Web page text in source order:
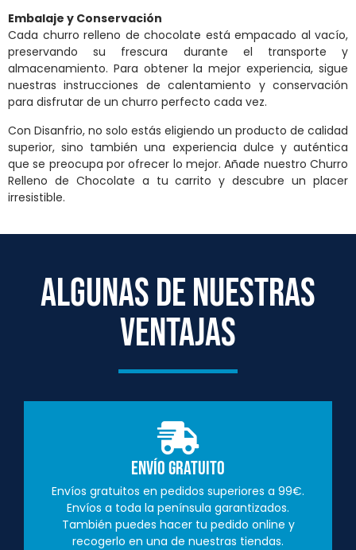
Embalaje y Conservación
Cada churro relleno de chocolate está empacado al vacío,
preservando su frescura durante el transporte y
almacenamiento. Para obtener la mejor experiencia, sigue
nuestras instrucciones de calentamiento y conservación
para disfrutar de un churro perfecto cada vez.
Con Disanfrio, no solo estás eligiendo un producto de calidad
superior, sino también una experiencia dulce y auténtica
que se preocupa por ofrecer lo mejor. Añade nuestro Churro
Relleno de Chocolate a tu carrito y descubre un placer
irresistible.
ALGUNAS DE NUESTRAS
VENTAJAS
Envío Gratuito
Envíos gratuitos en pedidos superiores a 99€.
Envíos a toda la península garantizados.
También puedes hacer tu pedido online y
recogerlo en una de nuestras tiendas.